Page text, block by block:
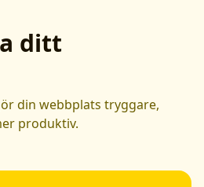
ditt
din webbplats tryggare,
produktiv.